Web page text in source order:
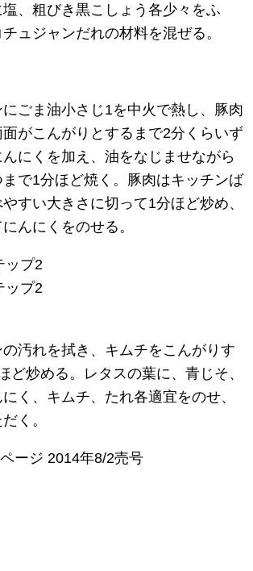
、粗びき黒こしょう各少々をふ
ュジャンだれの材料を混ぜる。
ごま油小さじ1を中火で熱し、豚肉
面がこんがりとするまで2分くらいず
にくを加え、油をなじませながら
で1分ほど焼く。豚肉はキッチンば
すい大きさに切って1分ほど炒め、
んにくをのせる。
汚れを拭き、キムチをこんがりす
ど炒める。レタスの葉に、青じそ、
く、キムチ、たれ各適宜をのせ、
く。
ージ 2014年8/2売号